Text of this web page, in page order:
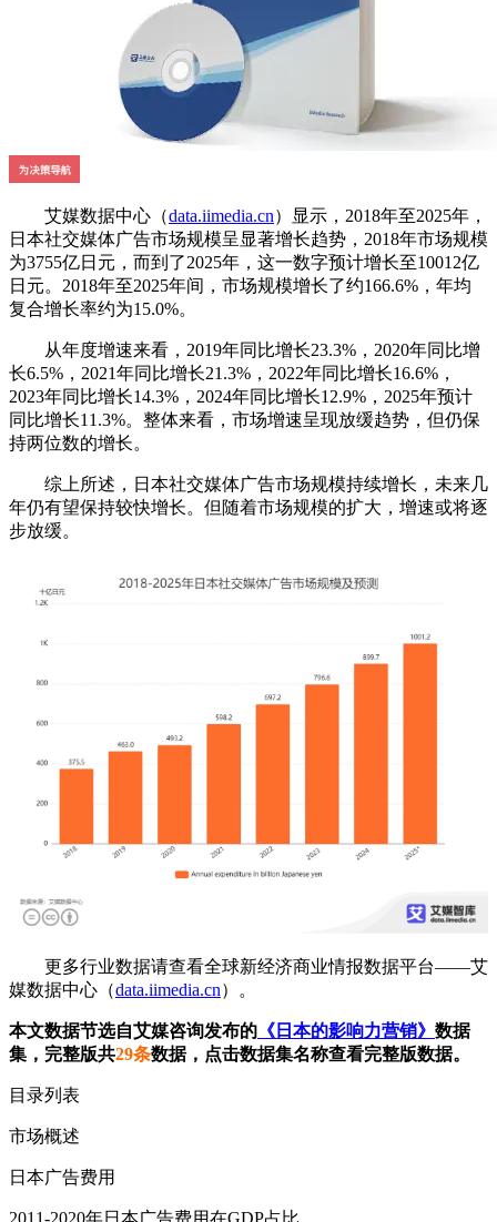
艾媒数据中心（data.iimedia.cn）显示，2018年至2025年，
日本社交媒体广告市场规模呈显著增长趋势，2018年市场规模
为3755亿日元，而到了2025年，这一数字预计增长至10012亿
日元。2018年至2025年间，市场规模增长了约166.6%，年均
复合增长率约为15.0%。
从年度增速来看，2019年同比增长23.3%，2020年同比增
长6.5%，2021年同比增长21.3%，2022年同比增长16.6%，
2023年同比增长14.3%，2024年同比增长12.9%，2025年预计
同比增长11.3%。整体来看，市场增速呈现放缓趋势，但仍保
持两位数的增长。
综上所述，日本社交媒体广告市场规模持续增长，未来几
年仍有望保持较快增长。但随着市场规模的扩大，增速或将逐
步放缓。
更多行业数据请查看全球新经济商业情报数据平台——艾
媒数据中心（data.iimedia.cn）。
本文数据节选自艾媒咨询发布的 《日本的影响力营销》 数据
集，完整版共29条数据，点击数据集名称查看完整版数据。
目录列表
市场概述
日本广告费用
2011-2020年日本广告费用在GDP占比